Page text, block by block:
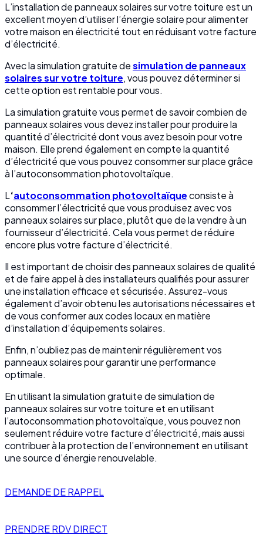
L’installation de panneaux solaires sur votre toiture est un
excellent moyen d’utiliser l’énergie solaire pour alimenter
votre maison en électricité tout en réduisant votre facture
d’électricité.
Avec la simulation gratuite desimulation de panneaux
solaires sur votre toiture, vous pouvez déterminer si
cette option est rentable pour vous.
La simulation gratuite vous permet de savoir combien de
panneaux solaires vous devez installer pour produire la
quantité d’électricité dont vous avez besoin pour votre
maison. Elle prend également en compte la quantité
d’électricité que vous pouvez consommer sur place grâce
à l’autoconsommation photovoltaïque.
L‘autoconsommation photovoltaïqueconsiste à
consommer l’électricité que vous produisez avec vos
panneaux solaires sur place, plutôt que de la vendre à un
fournisseur d’électricité. Cela vous permet de réduire
encore plus votre facture d’électricité.
Il est important de choisir des panneaux solaires de qualité
et de faire appel à des installateurs qualifiés pour assurer
une installation efficace et sécurisée. Assurez-vous
également d’avoir obtenu les autorisations nécessaires et
de vous conformer aux codes locaux en matière
d’installation d’équipements solaires.
Enfin, n’oubliez pas de maintenir régulièrement vos
panneaux solaires pour garantir une performance
optimale.
En utilisant la simulation gratuite de simulation de
panneaux solaires sur votre toiture et en utilisant
l’autoconsommation photovoltaïque, vous pouvez non
seulement réduire votre facture d’électricité, mais aussi
contribuer à la protection de l’environnement en utilisant
une source d’énergie renouvelable.
DEMANDE DE RAPPEL
PRENDRE RDV DIRECT